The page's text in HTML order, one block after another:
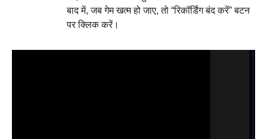
बाद में, जब गेम खत्म हो जाए, तो “रिकॉर्डिंग बंद करें” बटन
पर क्लिक करें।